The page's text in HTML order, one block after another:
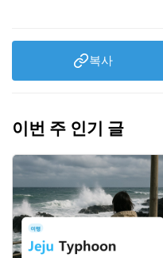
복사
이번 주 인기 글